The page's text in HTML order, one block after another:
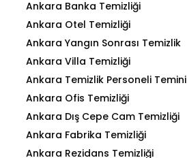
Ankara Banka Temizliği
Ankara Otel Temizliği
Ankara Yangın Sonrası Temizlik
Ankara Villa Temizliği
Ankara Temizlik Personeli Temini
Ankara Ofis Temizliği
Ankara Dış Cepe Cam Temizliği
Ankara Fabrika Temizliği
Ankara Rezidans Temizliği